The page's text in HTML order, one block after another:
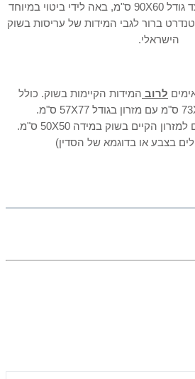
למגוון מידות של מזרונים עד גודל 90X60 ס"מ, באה לידי ביטוי במיוחד
ברור לגבי המידות של עריסות בשוק
הישראלי.
לרוב המידות הקיימות בשוק. כולל
הערה: הסדין אינו מתאים למזרון הקיים בשוק במידה 50X50 ס"מ.
בצבע או בדוגמא של הסדין)